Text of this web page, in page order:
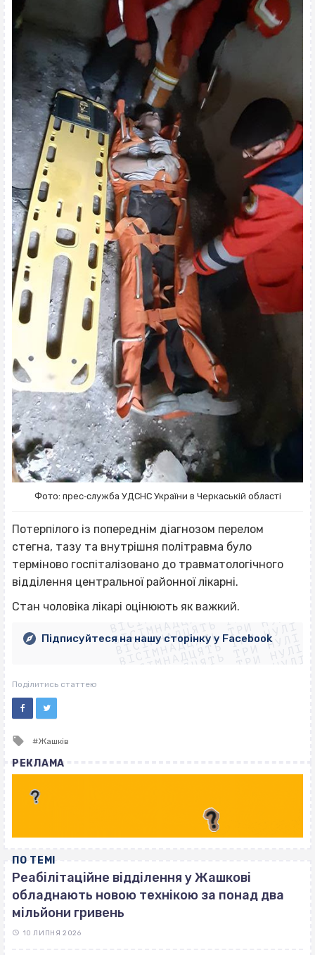
Фото: прес‐служба УДСНС України в Черкаській області
Потерпілого із попереднім діагнозом перелом
стегна, тазу та внутрішня політравма було
терміново госпіталізовано до травматологічного
відділення центральної районної лікарні.
Стан чоловіка лікарі оцінюють як важкий.
ВІСІМНАДЦЯТЬ ТРИ НУЛІ
ВІСІМНАДЦЯТЬ ТРИ НУЛІ
ВІСІМНАДЦЯТЬ ТРИ НУЛІ
ВІСІМНАДЦЯТЬ ТРИ НУЛІ
ВІСІМНАДЦЯТЬ ТРИ НУЛІ
ВІСІМНАДЦЯТЬ ТРИ НУЛІ
ВІСІМНАДЦЯТЬ ТРИ НУЛІ
ВІСІМНАДЦЯТЬ ТРИ НУЛІ
Підписуйтеся на нашу сторінку у Facebook
Поділитись статтею
Tagged
Жашків
РЕКЛАМА
ПО ТЕМІ
Реабілітаційне відділення у Жашкові
обладнають новою технікою за понад два
мільйони гривень
10 ЛИПНЯ 2026